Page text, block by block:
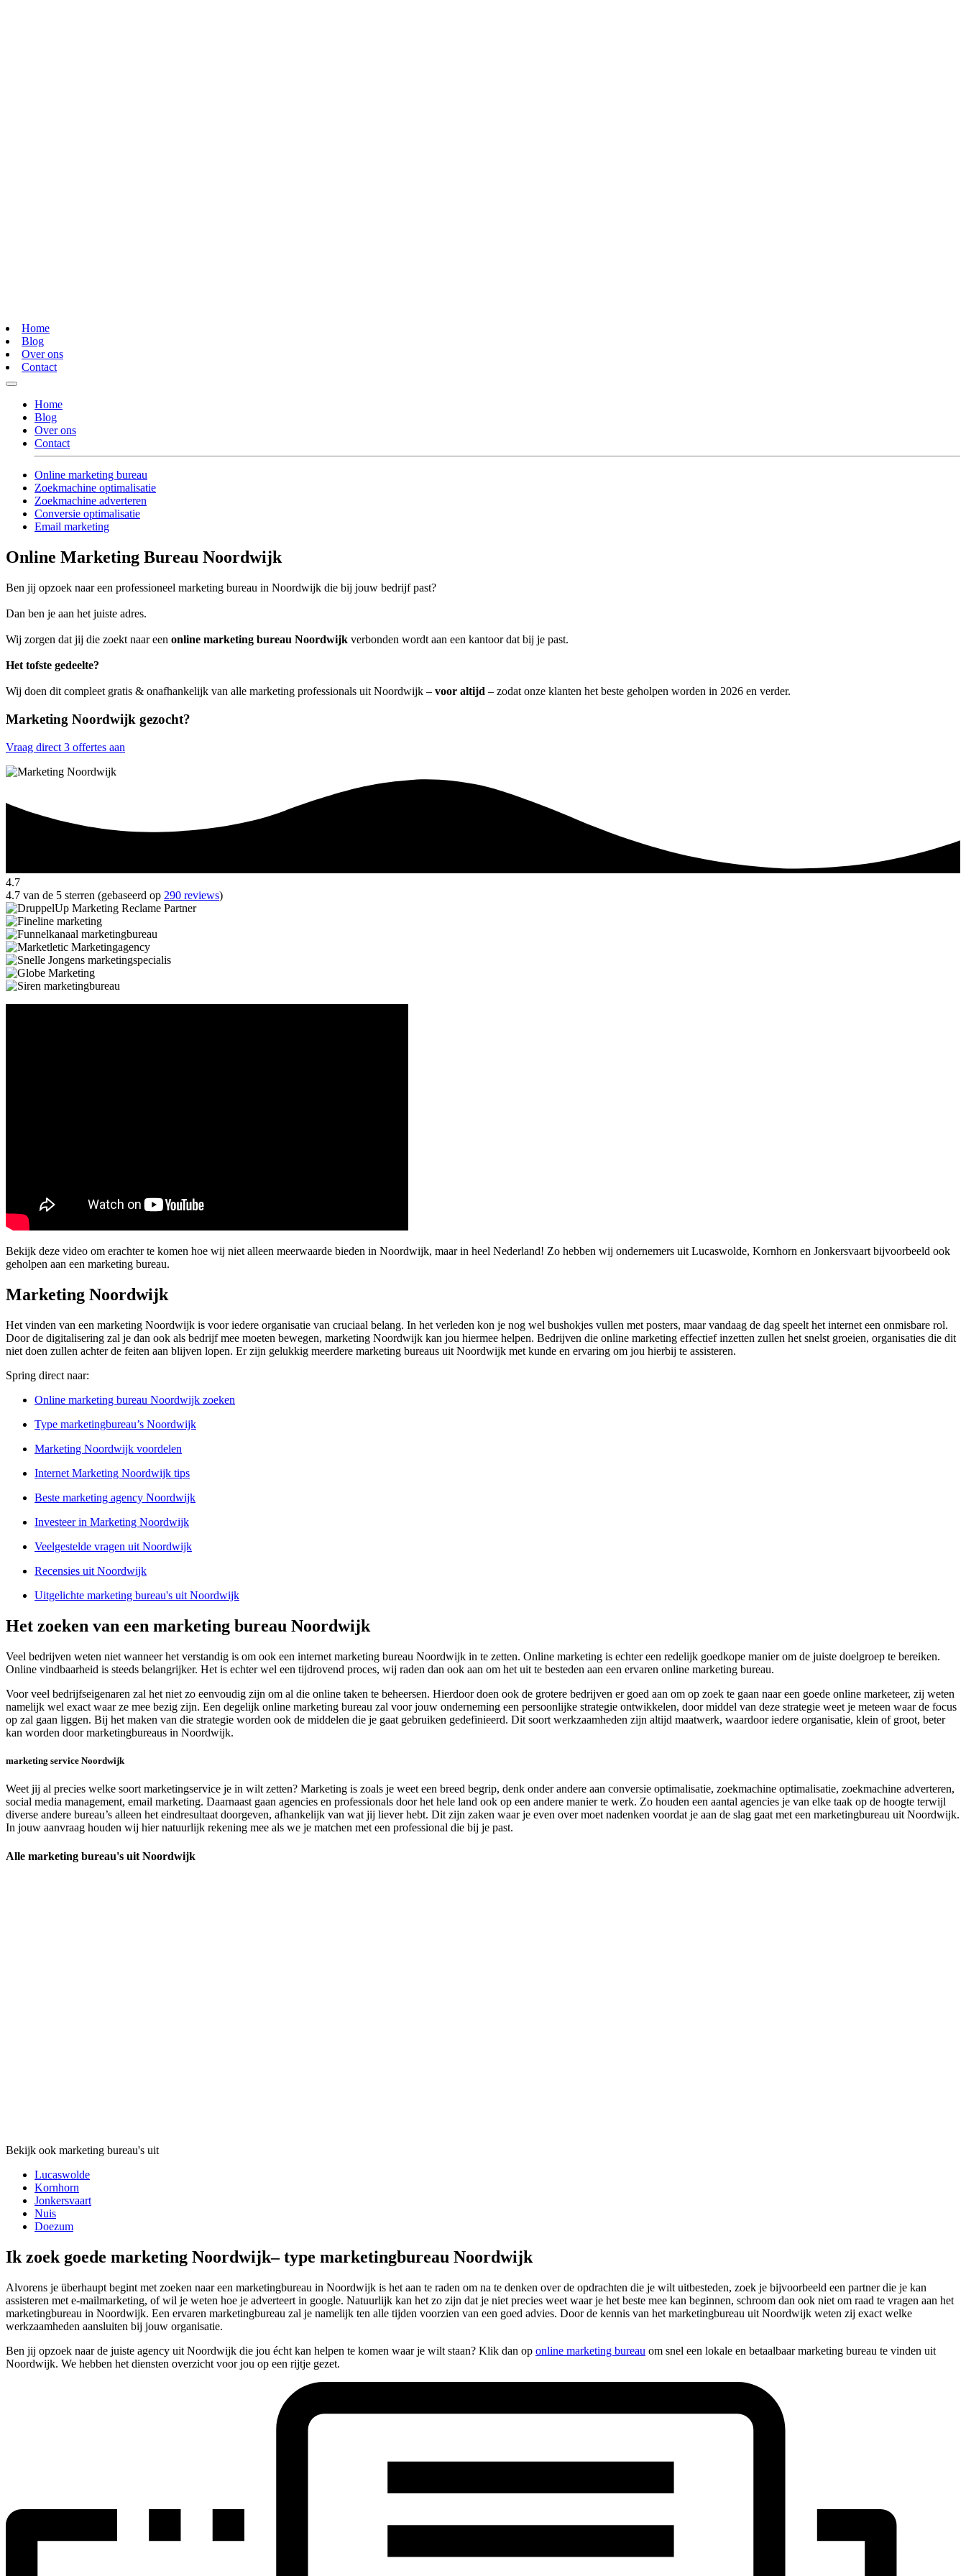
Home
Blog
Over ons
Contact
Home
Blog
Over ons
Contact
Online marketing bureau
Zoekmachine optimalisatie
Zoekmachine adverteren
Conversie optimalisatie
Email marketing
Online Marketing Bureau Noordwijk
Ben jij opzoek naar een professioneel marketing bureau in Noordwijk die bij jouw bedrijf past?
Dan ben je aan het juiste adres.
Wij zorgen dat jij die zoekt naar een online marketing bureau Noordwijk verbonden wordt aan een kantoor dat bij je past.
Het tofste gedeelte?
Wij doen dit compleet gratis & onafhankelijk van alle marketing professionals uit Noordwijk – voor altijd – zodat onze klanten het beste geholpen worden in 2026 en verder.
Marketing Noordwijk gezocht?
Vraag direct 3 offertes aan
4.7
4.7 van de 5 sterren (gebaseerd op 290 reviews)
Bekijk deze video om erachter te komen hoe wij niet alleen meerwaarde bieden in Noordwijk, maar in heel Nederland! Zo hebben wij ondernemers uit Lucaswolde, Kornhorn en Jonkersvaart bijvoorbeeld ook
geholpen aan een marketing bureau.
Marketing Noordwijk
Het vinden van een marketing Noordwijk is voor iedere organisatie van cruciaal belang. In het verleden kon je nog wel bushokjes vullen met posters, maar vandaag de dag speelt het internet een onmisbare rol.
Door de digitalisering zal je dan ook als bedrijf mee moeten bewegen, marketing Noordwijk kan jou hiermee helpen. Bedrijven die online marketing effectief inzetten zullen het snelst groeien, organisaties die dit
niet doen zullen achter de feiten aan blijven lopen. Er zijn gelukkig meerdere marketing bureaus uit Noordwijk met kunde en ervaring om jou hierbij te assisteren.
Spring direct naar:
Online marketing bureau Noordwijk zoeken
Type marketingbureau’s Noordwijk
Marketing Noordwijk voordelen
Internet Marketing Noordwijk tips
Beste marketing agency Noordwijk
Investeer in Marketing Noordwijk
Veelgestelde vragen uit Noordwijk
Recensies uit Noordwijk
Uitgelichte marketing bureau's uit Noordwijk
Het zoeken van een marketing bureau Noordwijk
Veel bedrijven weten niet wanneer het verstandig is om ook een internet marketing bureau Noordwijk in te zetten. Online marketing is echter een redelijk goedkope manier om de juiste doelgroep te bereiken.
Online vindbaarheid is steeds belangrijker. Het is echter wel een tijdrovend proces, wij raden dan ook aan om het uit te besteden aan een ervaren online marketing bureau.
Voor veel bedrijfseigenaren zal het niet zo eenvoudig zijn om al die online taken te beheersen. Hierdoor doen ook de grotere bedrijven er goed aan om op zoek te gaan naar een goede online marketeer, zij weten
namelijk wel exact waar ze mee bezig zijn. Een degelijk online marketing bureau zal voor jouw onderneming een persoonlijke strategie ontwikkelen, door middel van deze strategie weet je meteen waar de focus
op zal gaan liggen. Bij het maken van die strategie worden ook de middelen die je gaat gebruiken gedefinieerd. Dit soort werkzaamheden zijn altijd maatwerk, waardoor iedere organisatie, klein of groot, beter
kan worden door marketingbureaus in Noordwijk.
marketing service Noordwijk
Weet jij al precies welke soort marketingservice je in wilt zetten? Marketing is zoals je weet een breed begrip, denk onder andere aan conversie optimalisatie, zoekmachine optimalisatie, zoekmachine adverteren,
social media management, email marketing. Daarnaast gaan agencies en professionals door het hele land ook op een andere manier te werk. Zo houden een aantal agencies je van elke taak op de hoogte terwijl
diverse andere bureau’s alleen het eindresultaat doorgeven, afhankelijk van wat jij liever hebt. Dit zijn zaken waar je even over moet nadenken voordat je aan de slag gaat met een marketingbureau uit Noordwijk.
In jouw aanvraag houden wij hier natuurlijk rekening mee als we je matchen met een professional die bij je past.
Alle marketing bureau's uit Noordwijk
Bekijk ook marketing bureau's uit
Lucaswolde
Kornhorn
Jonkersvaart
Nuis
Doezum
Ik zoek goede marketing Noordwijk– type marketingbureau Noordwijk
Alvorens je überhaupt begint met zoeken naar een marketingbureau in Noordwijk is het aan te raden om na te denken over de opdrachten die je wilt uitbesteden, zoek je bijvoorbeeld een partner die je kan
assisteren met e-mailmarketing, of wil je weten hoe je adverteert in google. Natuurlijk kan het zo zijn dat je niet precies weet waar je het beste mee kan beginnen, schroom dan ook niet om raad te vragen aan het
marketingbureau in Noordwijk. Een ervaren marketingbureau zal je namelijk ten alle tijden voorzien van een goed advies. Door de kennis van het marketingbureau uit Noordwijk weten zij exact welke
werkzaamheden aansluiten bij jouw organisatie.
Ben jij opzoek naar de juiste agency uit Noordwijk die jou écht kan helpen te komen waar je wilt staan? Klik dan op online marketing bureau om snel een lokale en betaalbaar marketing bureau te vinden uit
Noordwijk. We hebben het diensten overzicht voor jou op een rijtje gezet.